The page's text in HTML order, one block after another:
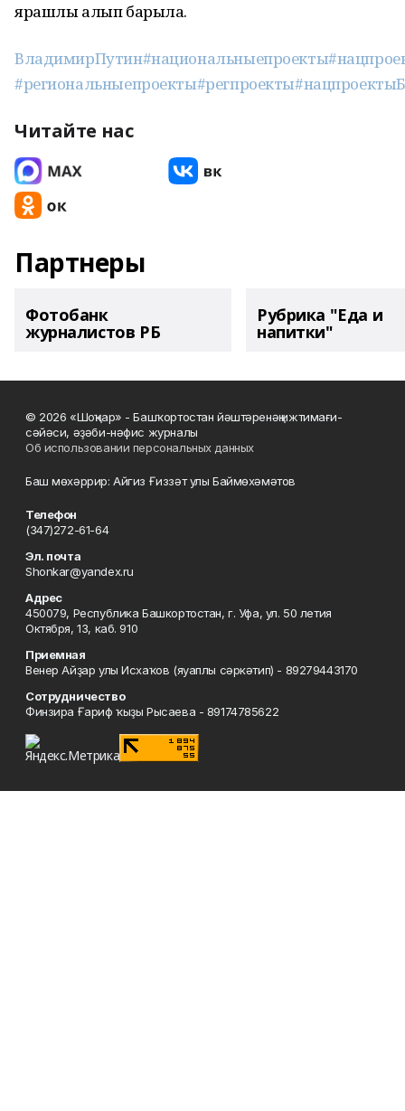
ярашлы алып барыла.
ВладимирПутин#национальныепроекты
#региональныепроекты#регпроекты
Читайте нас
Партнеры
Фотобанк
журналистов РБ
Рубрика "Еда и
напитки"
© 2026 «Шоңҡар» - Башҡортостан йәштәренәң ижтимағи-
сәйәси, әҙәби-нәфис журналы
Об использовании персональных данных
Баш мөхәррир: Айгиз Ғиззәт улы Баймөхәмәтов
Телефон
(347)272-61-64
Эл. почта
Shonkar@yandex.ru
Адрес
450079, Республика Башкортостан, г. Уфа, ул. 50 летия
Октября, 13, каб. 910
Приемная
Венер Айҙар улы Исхаҡов (яуаплы сәркәтип) - 89279443170
Сотрудничество
Финзира Ғариф ҡыҙы Рысаева - 89174785622